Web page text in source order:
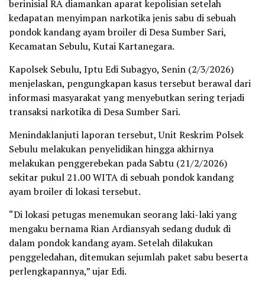
berinisial RA diamankan aparat kepolisian setelah
kedapatan menyimpan narkotika jenis sabu di sebuah
pondok kandang ayam broiler di Desa Sumber Sari,
Kecamatan Sebulu, Kutai Kartanegara.
Kapolsek Sebulu, Iptu Edi Subagyo, Senin (2/3/2026)
menjelaskan, pengungkapan kasus tersebut berawal dari
informasi masyarakat yang menyebutkan sering terjadi
transaksi narkotika di Desa Sumber Sari.
Menindaklanjuti laporan tersebut, Unit Reskrim Polsek
Sebulu melakukan penyelidikan hingga akhirnya
melakukan penggerebekan pada Sabtu (21/2/2026)
sekitar pukul 21.00 WITA di sebuah pondok kandang
ayam broiler di lokasi tersebut.
“Di lokasi petugas menemukan seorang laki-laki yang
mengaku bernama Rian Ardiansyah sedang duduk di
dalam pondok kandang ayam. Setelah dilakukan
penggeledahan, ditemukan sejumlah paket sabu beserta
perlengkapannya,” ujar Edi.